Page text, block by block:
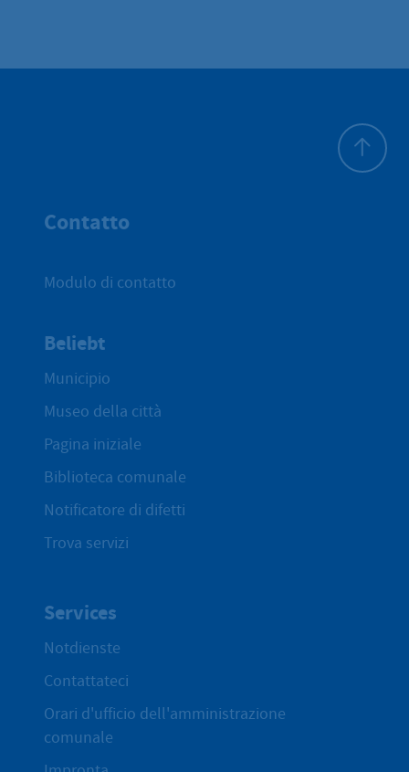
Contatto
Modulo di contatto
Beliebt
Municipio
Museo della città
Pagina iniziale
Biblioteca comunale
Notificatore di difetti
Trova servizi
Services
Notdienste
Contattateci
Orari d'ufficio dell'amministrazione
comunale